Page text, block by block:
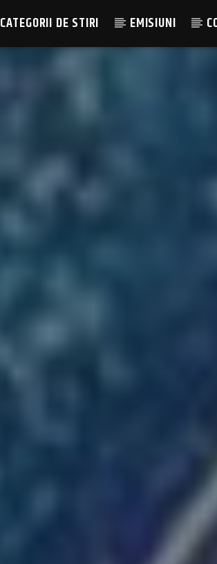
CATEGORII DE STIRI EMISIUNI